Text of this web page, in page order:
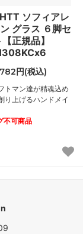
ソフィアレ
グラス ６脚セ
正規品】
円(税込)
トマン達が精魂込め
り上げるハンドメイ
不可商品